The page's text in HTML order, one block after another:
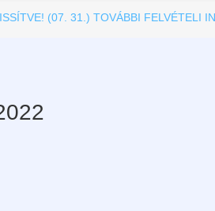
(07. 31.) TOVÁBBI FELVÉTELI